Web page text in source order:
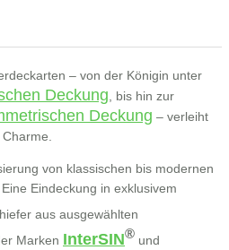
– von der Königin unter
Deckung, bis hin zur
Deckung – verleiht
von klassischen bis modernen
Eindeckung in exklusivem
aus ausgewählten
Marken InterSIN® und